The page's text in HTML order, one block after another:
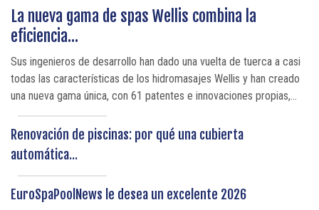
La nueva gama de spas Wellis combina la
eficiencia...
Sus ingenieros de desarrollo han dado una vuelta de tuerca a casi
todas las características de los hidromasajes Wellis y han creado
una nueva gama única, con 61 patentes e innovaciones propias,...
Renovación de piscinas: por qué una cubierta
automática...
EuroSpaPoolNews le desea un excelente 2026